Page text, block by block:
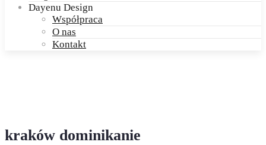
Dayenu Design
Współpraca
O nas
Kontakt
kraków dominikanie